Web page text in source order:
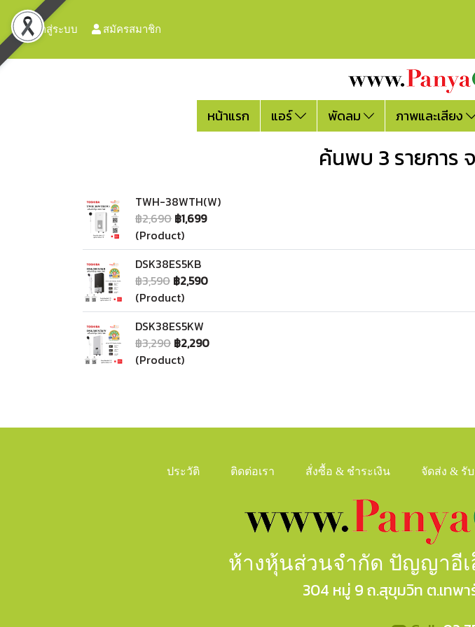
เข้าสู่ระบบ สมัครสมาชิก
หน้าแรก แอร์ พัดลม ภาพและเสียง
ค้นพบ 3 รายการ
TWH-38WTH(W)
฿2,690 ฿1,699
(Product)
DSK38ES5KB
฿3,590 ฿2,590
(Product)
DSK38ES5KW
฿3,290 ฿2,290
(Product)
ประวัติ ติดต่อเรา สั่งซื้อ & ชำระเงิน จัดส่ง & รั
ห้างหุ้นส่วนจำกัด ปัญญาอี
304 หมู่ 9 ถ.สุขุมวิท ต.เทพ